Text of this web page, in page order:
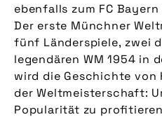
ebenfalls zum FC
Der erste Münchner
fünf Länderspiele, zwei
legendären WM 1954 in
wird die Geschichte von
der Weltmeisterschaft:
Popularität zu